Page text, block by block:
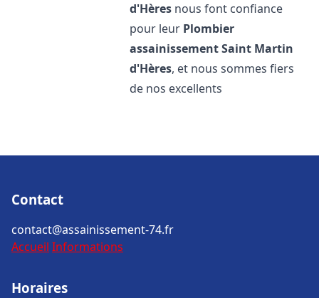
d'Hères nous font confiance
pour leur Plombier
assainissementSaint Martin
d'Hères, et nous sommes fiers
de nos excellents
Contact
contact@assainissement-74.fr
Accueil Informations
Horaires